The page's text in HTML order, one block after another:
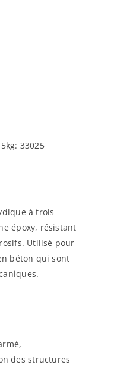
33025
à trois
époxy, résistant
Utilisé pour
béton qui sont
des structures